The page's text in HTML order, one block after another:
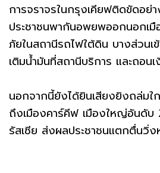
การจราจรในกรุงเคียฟติดขัดอย่
ประชาชนพากันอพยพออกนอกเ
ภัยในสถานีรถไฟใต้ดิน บางส่วนเ
เติมน้ำมันที่สถานีบริการ และถอน
นอกจากนี้ยังได้ยินเสียงยิงถล่ม
ถึงเมืองคาร์คีฟ เมืองใหญ่อันดับ
รัสเซีย ส่งผลประชาชนแตกตื่นวิ่ง